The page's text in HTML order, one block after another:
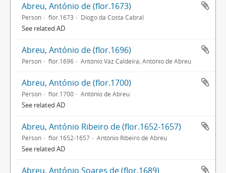
Abreu, António de (flor.1673)
Person flor.1673 Diogo da Costa Cabral
See related AD
Abreu, António de (flor.1696)
Person flor.1696 António Vaz Caldeira; António de Abreu
Abreu, António de (flor.1700)
Person flor.1700 António de Abreu
See related AD
Abreu, António Ribeiro de (flor.1652-1657)
Person flor.1652-1657 António Ribeiro de Abreu
See related AD
Abreu, António Soares de (flor.1689)